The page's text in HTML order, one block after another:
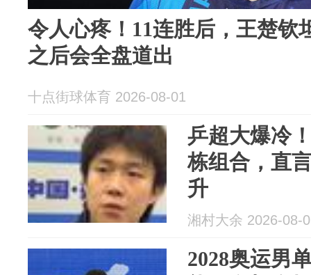
令人心疼！11连胜后，王楚钦
之后会全盘道出
十点街球体育 2026-08-01
乒超大爆冷
栋组合，直
升
湘村大余 2026-08-
2028奥运男